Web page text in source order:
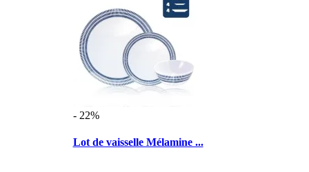
- 22%
Lot de vaisselle Mélamine ...